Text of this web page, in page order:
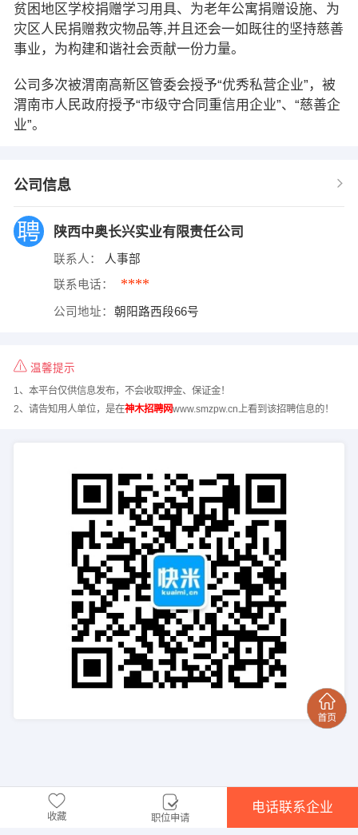
贫困地区学校捐赠学习用具、为老年公寓捐赠设施、为
灾区人民捐赠救灾物品等,并且还会一如既往的坚持慈善
事业，为构建和谐社会贡献一份力量。
公司多次被渭南高新区管委会授予“优秀私营企业”，被
渭南市人民政府授予“市级守合同重信用企业”、“慈善企
业”。
公司信息
陕西中奥长兴实业有限责任公司
联系人： 人事部
联系电话： ****
公司地址： 朝阳路西段66号
温馨提示
1、本平台仅供信息发布，不会收取押金、保证金！
2、请告知用人单位，是在神木招聘网www.smzpw.cn上看到该招聘信息的！
收藏 职位申请
电话联系企业